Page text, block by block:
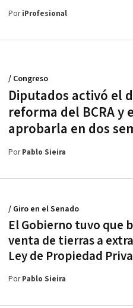
PoriProfesional
Diputados activó el
reforma del BCRA y
aprobarla en dos
/ Congreso
PorPablo Sieira
El Gobierno tuvo que
venta de tierras a
Ley de Propiedad
/ Giro en el Senado
PorPablo Sieira